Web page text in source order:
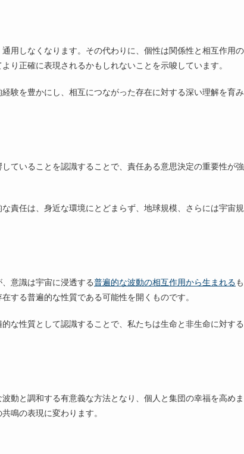
用しなくなります。その代わりに、個性は関係性と相互作用の
正確に表現されるかもしれないことを示唆しています。
験を豊かにし、相互につながった存在に対する深い理解を育み
ていることを認識することで、責任ある意思決定の重要性が強
責任は、身近な環境にとどまらず、地球規模、さらには宇宙規
意識は宇宙に浸透する普遍的な波動の相互作用から生まれるも
する普遍的な性質である可能性を開くものです。
な性質として認識することで、私たちは生命と非生命に対する
動と調和する有意義な方法となり、個人と集団の幸福を高めま
鳴の表現に変わります。